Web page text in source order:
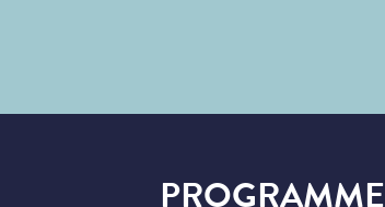
PROGRAMME